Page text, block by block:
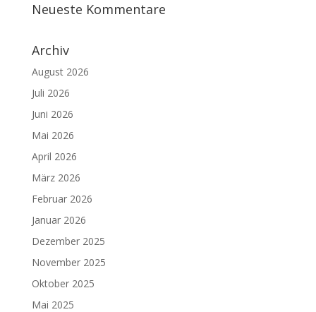
Neueste Kommentare
Archiv
August 2026
Juli 2026
Juni 2026
Mai 2026
April 2026
März 2026
Februar 2026
Januar 2026
Dezember 2025
November 2025
Oktober 2025
Mai 2025